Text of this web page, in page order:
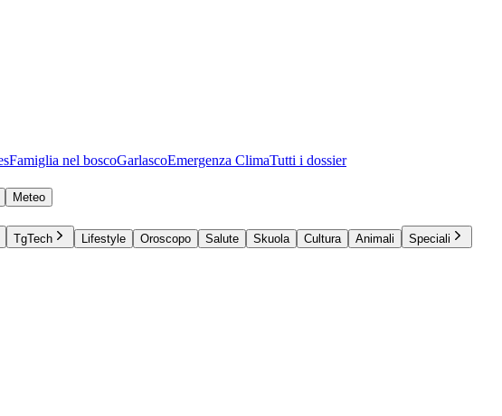
Famiglia nel boscoGarlascoEmergenza ClimaTutti i dossier
Meteo
TgTech Lifestyle Oroscopo Salute Skuola Cultura Animali
Speciali